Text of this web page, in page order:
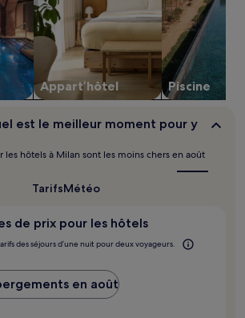
Appart’hôtel Piscine
est le meilleur moment pour y
les hôtels à Milan sont les moins chers en août
TarifsMétéo
de prix pour les hôtels
des séjours d’une nuit pour deux voyageurs.
en août